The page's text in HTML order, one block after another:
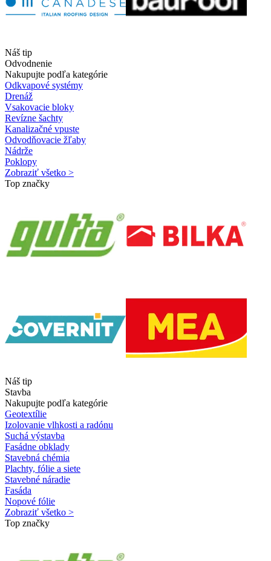
Náš tip
Odvodnenie
Nakupujte podľa kategórie
Odkvapové systémy
Drenáž
Vsakovacie bloky
Revízne šachty
Kanalizačné vpuste
Odvodňovacie žľaby
Nádrže
Poklopy
Zobraziť všetko >
Top značky
Náš tip
Stavba
Nakupujte podľa kategórie
Geotextílie
Izolovanie vlhkosti a radónu
Suchá výstavba
Fasádne obklady
Stavebná chémia
Plachty, fólie a siete
Stavebné náradie
Fasáda
Nopové fólie
Zobraziť všetko >
Top značky